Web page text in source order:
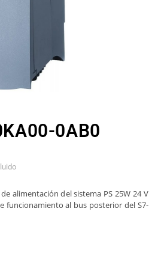
0AB0
alimentación del sistema PS 25W 24 V
funcionamiento al bus posterior del S7-